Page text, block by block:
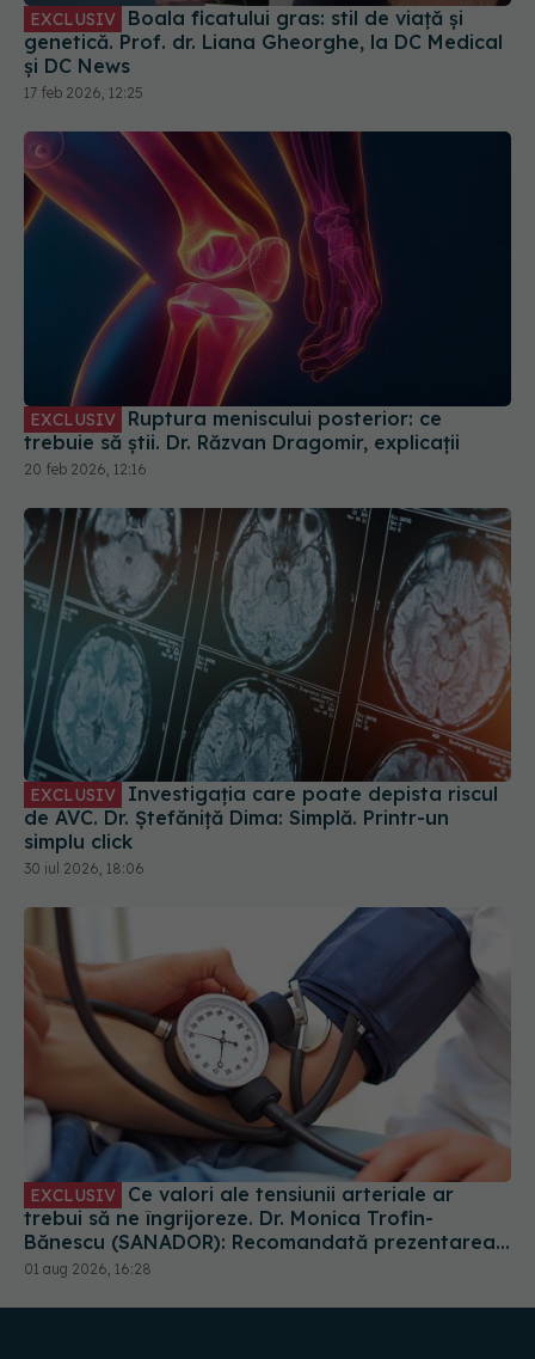
EXCLUSIV
genetică. Prof. dr. Liana Gheorghe, la DC Medical
și DC News
17 feb 2026, 12:25
EXCLUSIV
trebuie să știi. Dr. Răzvan Dragomir, explicații
20 feb 2026, 12:16
EXCLUSIV
de AVC. Dr. Ștefăniță Dima: Simplă. Printr-un
simplu click
30 iul 2026, 18:06
EXCLUSIV
trebui să ne îngrijoreze. Dr. Monica Trofin-
Bănescu (SANADOR): Recomandată prezentarea
la medic
01 aug 2026, 16:28